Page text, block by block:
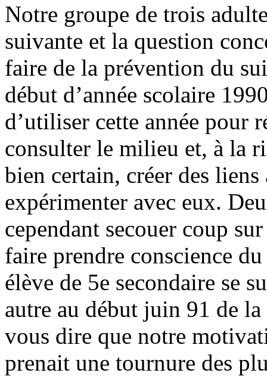
Notre groupe de trois
suivante et la question
faire de la prévention du
début d’année scolaire
d’utiliser cette année pour
consulter le milieu et, à la
bien certain, créer des liens
expérimenter avec eux.
cependant secouer coup
faire prendre conscience
élève de 5e secondaire se
autre au début juin 91 de
vous dire que notre
prenait une tournure des